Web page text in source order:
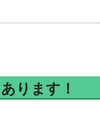
ります！